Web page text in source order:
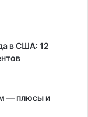
в США: 12
— плюсы и